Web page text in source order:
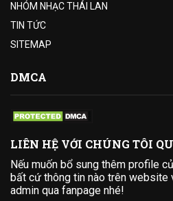
NHÓM NHẠC THÁI LAN
TIN TỨC
SITEMAP
DMCA
LIÊN HỆ VỚI CHÚNG TÔI
Nếu muốn bổ sung thêm profile
bất cứ thông tin nào trên website
admin qua fanpage nhé!